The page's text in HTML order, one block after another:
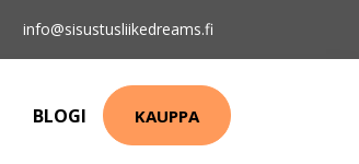
info@sisustusliikedreams.fi
BLOGI KAUPPA